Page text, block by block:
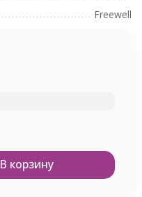
Freewell
В корзину